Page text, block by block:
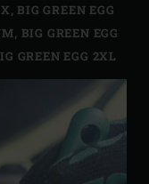
,BIG GREEN EGG
, BIG GREEN EGG
GREEN EGG 2XL